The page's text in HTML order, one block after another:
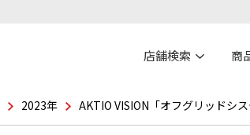
店舗検索 商
2023年 AKTIO VISION「オフグリッドシ